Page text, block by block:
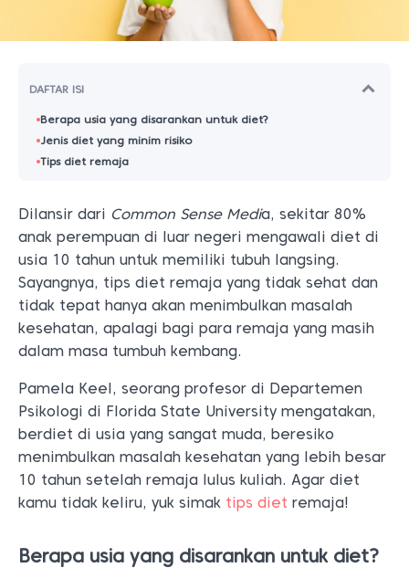
DAFTAR ISI
Berapa usia yang disarankan untuk diet?
Jenis diet yang minim risiko
Tips diet remaja
Dilansir dari Common Sense Media, sekitar 80%
anak perempuan di luar negeri mengawali diet di
usia 10 tahun untuk memiliki tubuh langsing.
Sayangnya, tips diet remaja yang tidak sehat dan
tidak tepat hanya akan menimbulkan masalah
kesehatan, apalagi bagi para remaja yang masih
dalam masa tumbuh kembang.
Pamela Keel, seorang profesor di Departemen
Psikologi di Florida State University mengatakan,
berdiet di usia yang sangat muda, beresiko
menimbulkan masalah kesehatan yang lebih besar
10 tahun setelah remaja lulus kuliah. Agar diet
kamu tidak keliru, yuk simak tips diet remaja!
Berapa usia yang disarankan untuk diet?